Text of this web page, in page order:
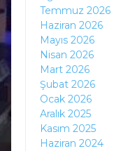
Temmuz 2026
Haziran 2026
Mayıs 2026
Nisan 2026
Mart 2026
Şubat 2026
Ocak 2026
Aralık 2025
Kasım 2025
Haziran 2024